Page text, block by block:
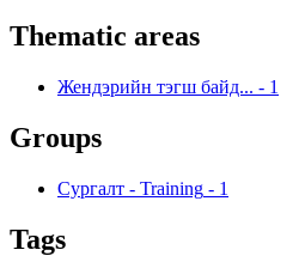
Thematic areas
Жендэрийн тэгш байд... - 1
Groups
Сургалт - Training - 1
Tags